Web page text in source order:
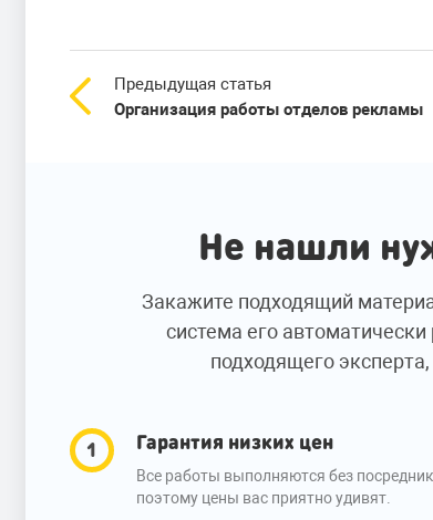
Предыдущая статья
Организация работы отделов рекламы
Не нашли
Закажите подходящий
система его
подходящего
Гарантия низких цен
Все работы выполняются без
поэтому цены вас приятно удивят.